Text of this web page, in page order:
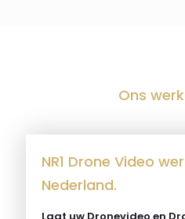
Ons
NR1 Drone Video
Nederland.